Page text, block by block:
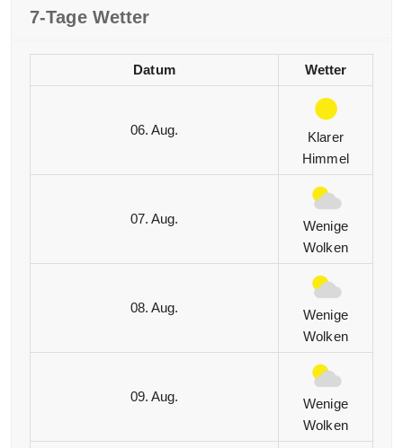
7-Tage Wetter
Datum Wetter
06. Aug.
Klarer
Himmel
07. Aug.
Wenige
Wolken
08. Aug.
Wenige
Wolken
09. Aug.
Wenige
Wolken